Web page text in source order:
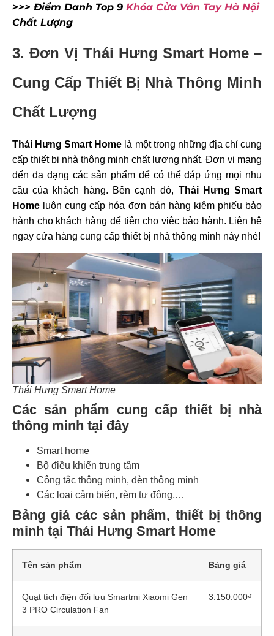
>>> Điểm Danh Top 9 Khóa Cửa Vân Tay Hà Nội
Chất Lượng
3. Đơn Vị Thái Hưng Smart Home –
Cung Cấp Thiết Bị Nhà Thông Minh
Chất Lượng
Thái Hưng Smart Home là một trong những địa chỉ cung
cấp thiết bị nhà thông minh chất lượng nhất. Đơn vị mang
đến đa dạng các sản phẩm để có thể đáp ứng mọi nhu
cầu của khách hàng. Bên cạnh đó, Thái Hưng Smart
Home luôn cung cấp hóa đơn bán hàng kiêm phiếu bảo
hành cho khách hàng để tiện cho việc bảo hành. Liên hệ
ngay cửa hàng cung cấp thiết bị nhà thông minh này nhé!
Thái Hưng Smart Home
Các sản phẩm cung cấp thiết bị nhà
thông minh tại đây
Smart home
Bộ điều khiển trung tâm
Công tắc thông minh, đèn thông minh
Các loại cảm biến, rèm tự động,…
Bảng giá các sản phẩm, thiết bị thông
minh tại Thái Hưng Smart Home
Tên sản phẩm Bảng giá
Quạt tích điện đối lưu Smartmi Xiaomi Gen
3 PRO Circulation Fan
3.150.000₫